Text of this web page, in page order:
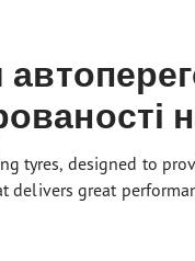
tyres, designed to
delivers great